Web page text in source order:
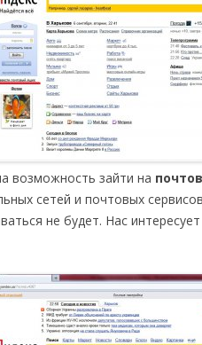
возможность зайти на
сетей и почтовых
не будет. Нас